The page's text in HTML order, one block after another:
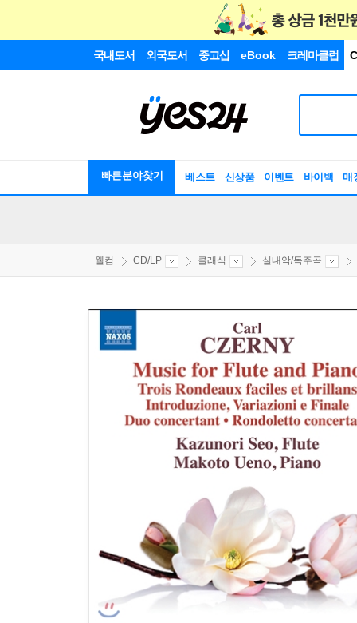
국내도서 외국도서 중고샵 eBook 크레마클럽
빠른분야찾기 베스트 신상품 이벤트 바이백 매
웰컴 CD/LP 클래식 실내악/독주곡